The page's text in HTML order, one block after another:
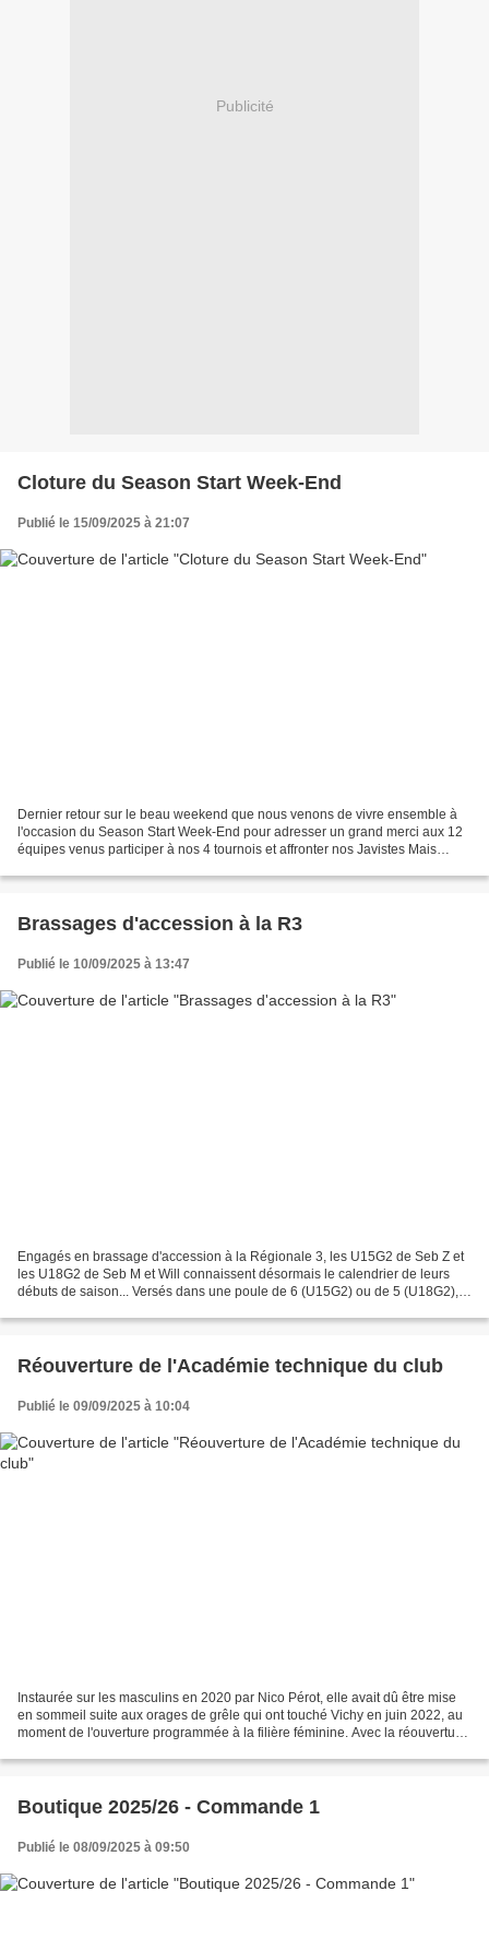
Publicité
Cloture du Season Start Week-End
Publié le 15/09/2025 à 21:07
Dernier retour sur le beau weekend que nous venons de vivre ensemble à
l'occasion du Season Start Week-End pour adresser un grand merci aux 12
équipes venus participer à nos 4 tournois et affronter nos Javistes Mais
Brassages d'accession à la R3
Publié le 10/09/2025 à 13:47
Engagés en brassage d'accession à la Régionale 3, les U15G2 de Seb Z et
les U18G2 de Seb M et Will connaissent désormais le calendrier de leurs
débuts de saison... Versés dans une poule de 6 (U15G2) ou de 5 (U18G2),
Réouverture de l'Académie technique du club
Publié le 09/09/2025 à 10:04
Instaurée sur les masculins en 2020 par Nico Pérot, elle avait dû être mise
en sommeil suite aux orages de grêle qui ont touché Vichy en juin 2022, au
moment de l'ouverture programmée à la filière féminine. Avec la réouverture
Boutique 2025/26 - Commande 1
Publié le 08/09/2025 à 09:50